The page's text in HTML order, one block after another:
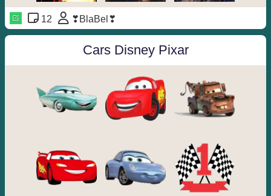
12 ❣BlaBel❣
Cars Disney Pixar